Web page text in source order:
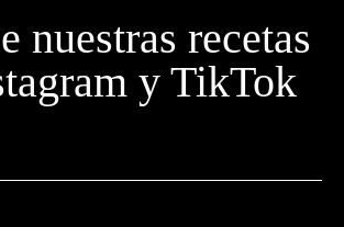
nuestras recetas
y TikTok